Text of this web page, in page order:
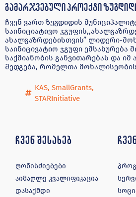
გამარჯვებული პროექტი
ჩვენ ვართ ზუგდიდის
საინიციატივო
ახალგაზრდებისთვის” ლიდერი-
საინიცივატიო ჯგუფი ემსახურება
საქმიანობის განვითარებას და იმ
შედგება, რომელთა
KAS, SmallGrants,
STARInitiative
ჩვენ შესახებ
ღონისძიებები
აიმაღლე კვალიფიკაცია
დასაქმდი